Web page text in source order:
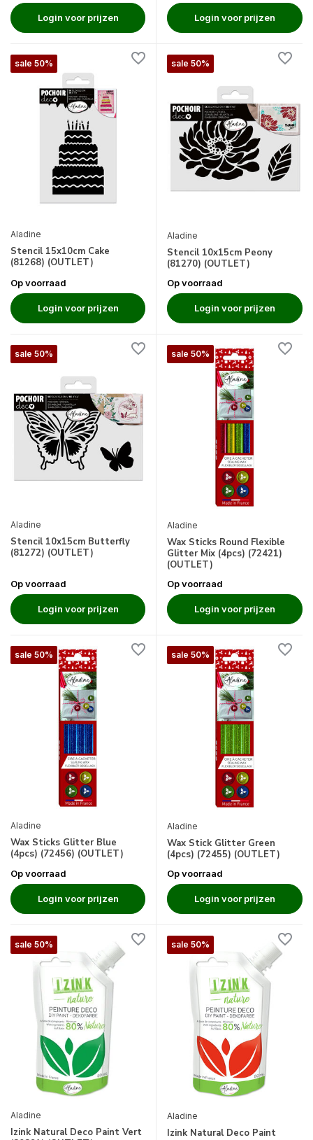
Login voor prijzen Login voor prijzen
sale 50%
Aladine
Stencil 15x10cm Cake
(81268) (OUTLET)
Op voorraad
Login voor prijzen
sale 50%
Aladine
Stencil 10x15cm Peony
(81270) (OUTLET)
Op voorraad
Login voor prijzen
sale 50%
Aladine
Stencil 10x15cm Butterfly
(81272) (OUTLET)
Op voorraad
Login voor prijzen
sale 50%
Aladine
Wax Sticks Round Flexible
Glitter Mix (4pcs) (72421)
(OUTLET)
Op voorraad
Login voor prijzen
sale 50%
Aladine
Wax Sticks Glitter Blue
(4pcs) (72456) (OUTLET)
Op voorraad
Login voor prijzen
sale 50%
Aladine
Wax Stick Glitter Green
(4pcs) (72455) (OUTLET)
Op voorraad
Login voor prijzen
sale 50%
Aladine
Izink Natural Deco Paint Vert
sale 50%
Aladine
Izink Natural Deco Paint